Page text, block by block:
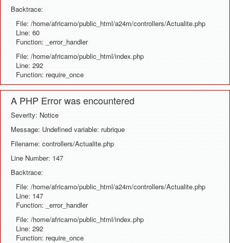
Backtrace:
File: /home/africamo/public_html/a24m/controllers/Actualite.php
Line: 60
Function: _error_handler
File: /home/africamo/public_html/index.php
Line: 292
Function: require_once
A PHP Error was encountered
Severity: Notice
Message: Undefined variable: rubrique
Filename: controllers/Actualite.php
Line Number: 147
Backtrace:
File: /home/africamo/public_html/a24m/controllers/Actualite.php
Line: 147
Function: _error_handler
File: /home/africamo/public_html/index.php
Line: 292
Function: require_once